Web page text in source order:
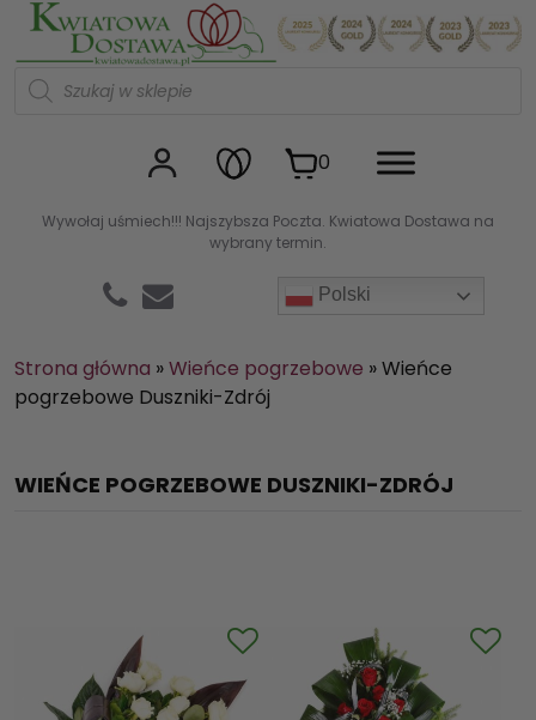
Wywołaj uśmiech!!! Najszybsza Poczta. Kwiatowa Dostawa na
wybrany termin.
Polski
Kwiaciarnia internetowa
W
d
u
k
0
Strona główna »Wieńce pogrzebowe »Wieńce
pogrzebowe Duszniki-Zdrój
WIEŃCE POGRZEBOWE DUSZNIKI-ZDRÓJ